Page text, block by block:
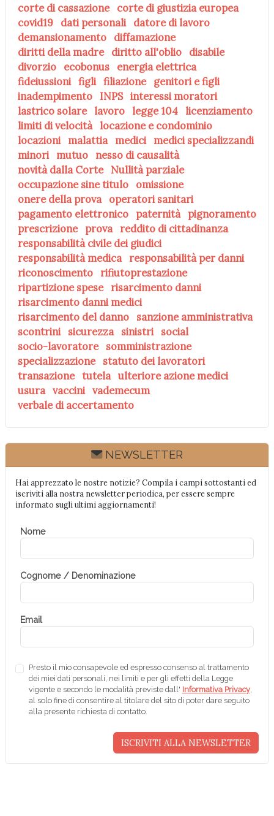
corte di cassazione corte di giustizia europea
covid19 dati personali datore di lavoro
demansionamento diffamazione
diritti della madre diritto all'oblio disabile
divorzio ecobonus energia elettrica
fideiussioni figli filiazione genitori e figli
inadempimento INPS interessi moratori
lastrico solare lavoro legge 104 licenziamento
limiti di velocità locazione e condominio
locazioni malattia medici medici specializzandi
minori mutuo nesso di causalità
novità dalla Corte Nullità parziale
occupazione sine titulo omissione
onere della prova operatori sanitari
pagamento elettronico paternità pignoramento
prescrizione prova reddito di cittadinanza
responsabilità civile dei giudici
responsabilità medica responsabilità per danni
riconoscimento rifiutoprestazione
ripartizione spese risarcimento danni
risarcimento danni medici
risarcimento del danno sanzione amministrativa
scontrini sicurezza sinistri social
socio-lavoratore somministrazione
specializzazione statuto dei lavoratori
transazione tutela ulteriore azione medici
usura vaccini vademecum
verbale di accertamento
NEWSLETTER
Hai apprezzato le nostre notizie? Compila i campi sottostanti ed
iscriviti alla nostra newsletter periodica, per essere sempre
informato sugli ultimi aggiornamenti!
Nome
Cognome / Denominazione
Email
Presto il mio consapevole ed espresso consenso al trattamento
dei miei dati personali, nei limiti e per gli effetti della Legge
vigente e secondo le modalità previste dall' Informativa Privacy,
al solo fine di consentire al titolare del sito di poter dare seguito
alla presente richiesta di contatto.